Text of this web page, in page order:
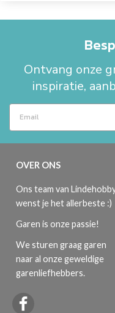
Ontvang onze
inspiratie,
OVER ONS
Ons team van
wenst je het allerbeste :)
Garen is onze passie!
We sturen graag garen
naar al onze geweldige
garenliefhebbers.